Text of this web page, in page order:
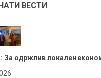
ВЕСТИ
За одржлив локален